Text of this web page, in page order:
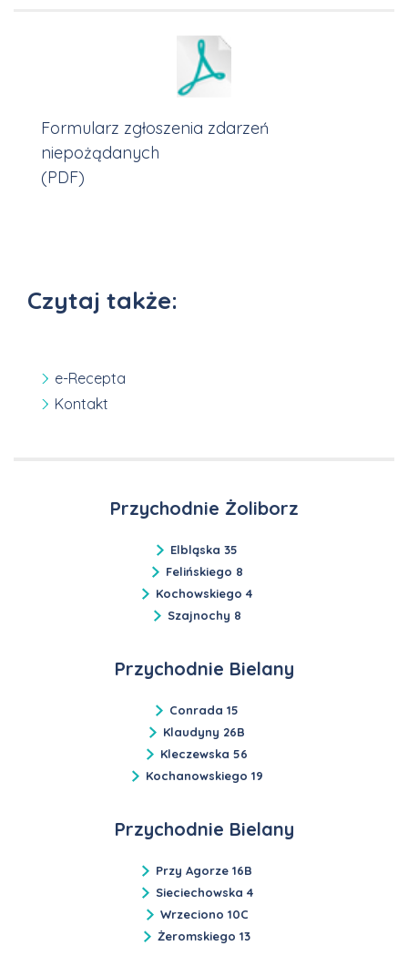
Formularz zgłoszenia zdarzeń
niepożądanych
(PDF)
Czytaj także:
e-Recepta
Kontakt
Przychodnie Żoliborz
Elbląska 35
Felińskiego 8
Kochowskiego 4
Szajnochy 8
Przychodnie Bielany
Conrada 15
Klaudyny 26B
Kleczewska 56
Kochanowskiego 19
Przychodnie Bielany
Przy Agorze 16B
Sieciechowska 4
Wrzeciono 10C
Żeromskiego 13